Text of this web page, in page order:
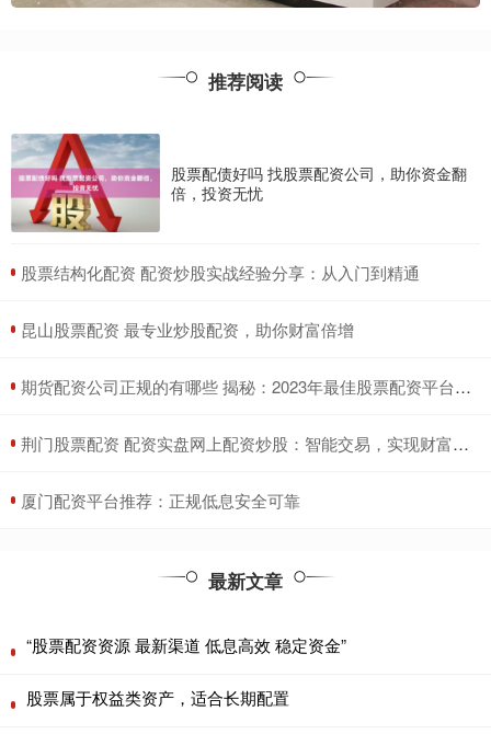
推荐阅读
股票配债好吗 找股票配资公司，助你资金翻
倍，投资无忧
​股票结构化配资 配资炒股实战经验分享：从入门到精通
​昆山股票配资 最专业炒股配资，助你财富倍增
​期货配资公司正规的有哪些 揭秘：2023年最佳股票配资平台指南
​荆门股票配资 配资实盘网上配资炒股：智能交易，实现财富增值
​厦门配资平台推荐：正规低息安全可靠
最新文章
“股票配资资源 最新渠道 低息高效 稳定资金”
股票属于权益类资产，适合长期配置